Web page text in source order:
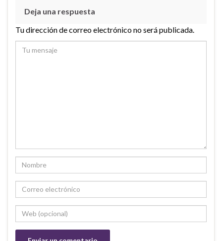
Deja una respuesta
Tu dirección de correo electrónico no será publicada.